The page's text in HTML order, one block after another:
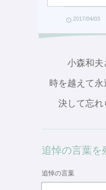
2017/04/03
小森和夫
時を越えて
決して忘れ
追悼の言葉を
追悼の言葉